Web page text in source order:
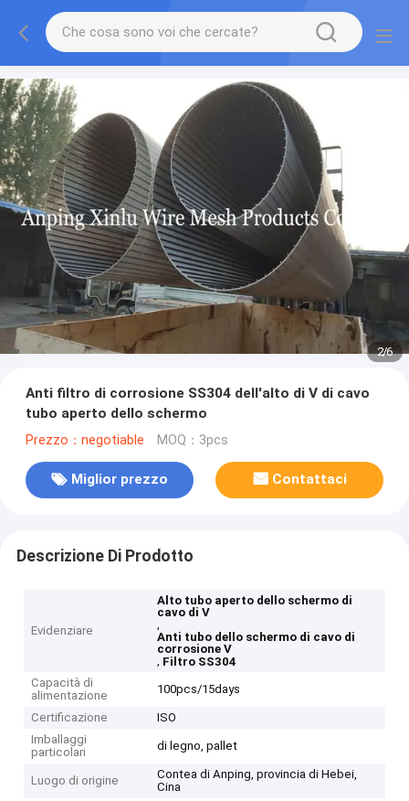
2/6
Anti filtro di corrosione SS304 dell'alto di V di cavo
tubo aperto dello schermo
Prezzo：negotiable MOQ：3pcs
Miglior prezzo Contattaci
Descrizione Di Prodotto
Evidenziare
Alto tubo aperto dello schermo di
cavo di V
,
Anti tubo dello schermo di cavo di
corrosione V
, Filtro SS304
Capacità di
alimentazione
100pcs/15days
Certificazione
ISO
Imballaggi
particolari
di legno, pallet
Luogo di origine
Contea di Anping, provincia di Hebei,
Cina